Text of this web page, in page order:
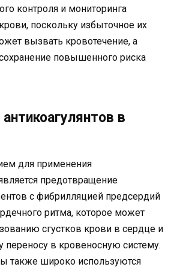
контроля и мониторинга
поскольку избыточное их
вызвать кровотечение, а
повышенного риска
в
для применения
предотвращение
с фибрилляцией предсердий
ритма, которое может
сгустков крови в сердце и
в кровеносную систему.
также широко используются